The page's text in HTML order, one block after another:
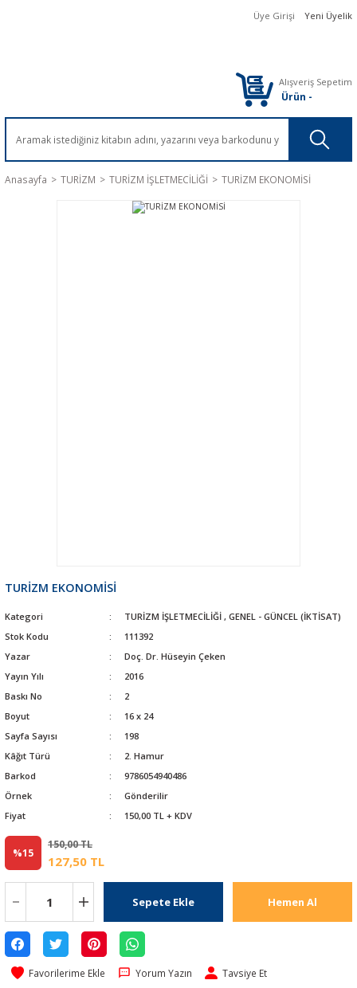
Üye Girişi Yeni Üyelik
Alışveriş Sepetim
Ürün -
Anasayfa TURİZM TURİZM İŞLETMECİLİĞİ TURİZM EKONOMİSİ
TURİZM EKONOMİSİ
Kategori TURİZM İŞLETMECİLİĞİ , GENEL - GÜNCEL (İKTİSAT)
Stok Kodu
111392
Yazar
Doç. Dr. Hüseyin Çeken
Yayın Yılı
2016
Baskı No
2
Boyut
16 x 24
Sayfa Sayısı
198
Kâğıt Türü
2. Hamur
Barkod
9786054940486
Örnek
Gönderilir
Fiyat
150,00 TL + KDV
%15
150,00 TL
127,50 TL
Sepete Ekle Hemen Al
Yorum Yazın Tavsiye Et